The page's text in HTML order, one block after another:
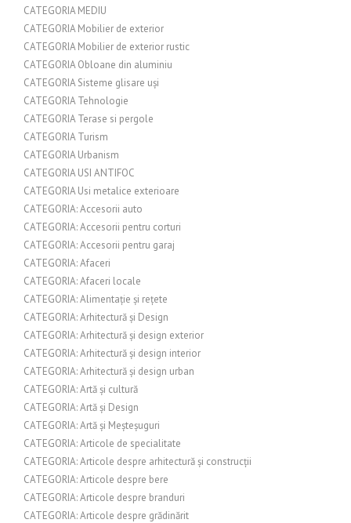
CATEGORIA MEDIU
CATEGORIA Mobilier de exterior
CATEGORIA Mobilier de exterior rustic
CATEGORIA Obloane din aluminiu
CATEGORIA Sisteme glisare uși
CATEGORIA Tehnologie
CATEGORIA Terase si pergole
CATEGORIA Turism
CATEGORIA Urbanism
CATEGORIA USI ANTIFOC
CATEGORIA Usi metalice exterioare
CATEGORIA: Accesorii auto
CATEGORIA: Accesorii pentru corturi
CATEGORIA: Accesorii pentru garaj
CATEGORIA: Afaceri
CATEGORIA: Afaceri locale
CATEGORIA: Alimentație și rețete
CATEGORIA: Arhitectură și Design
CATEGORIA: Arhitectură și design exterior
CATEGORIA: Arhitectură și design interior
CATEGORIA: Arhitectură și design urban
CATEGORIA: Artă și cultură
CATEGORIA: Artă și Design
CATEGORIA: Artă și Meșteșuguri
CATEGORIA: Articole de specialitate
CATEGORIA: Articole despre arhitectură și construcții
CATEGORIA: Articole despre bere
CATEGORIA: Articole despre branduri
CATEGORIA: Articole despre grădinărit